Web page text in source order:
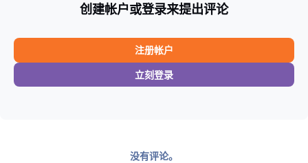
创建帐户或登录来提出评论
注册帐户
立刻登录
没有评论。